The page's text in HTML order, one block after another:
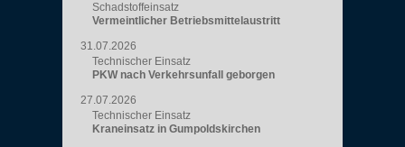
Schadstoffeinsatz
Vermeintlicher Betriebsmittelaustritt
31.07.2026
Technischer Einsatz
PKW nach Verkehrsunfall geborgen
27.07.2026
Technischer Einsatz
Kraneinsatz in Gumpoldskirchen